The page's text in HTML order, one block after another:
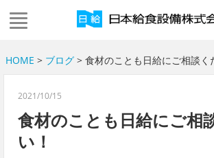
HOME > ブログ> 食材のことも日給にご相談く
2021/10/15
食材のことも日給にご相
い！